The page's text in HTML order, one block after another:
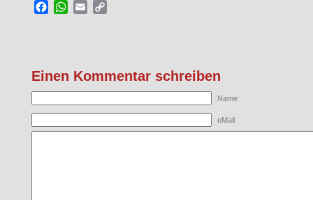
Facebook
WhatsApp
Email
Einen Kommentar schreiben
Name
eMail